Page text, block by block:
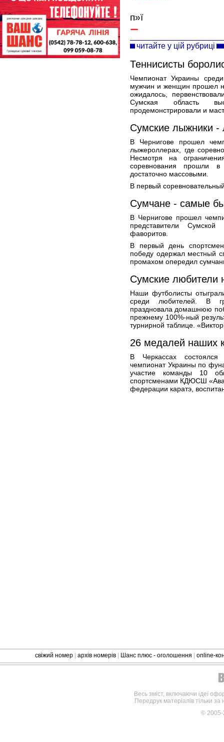
п»ї
читайте у цій рубриці
Теннисисты
Чемпионат Украины
мужчин и женщин прошел
ожидалось,
Сумская область
продемонстрировали и
Сумские лыжники -
В Чернигове прошел
лыжероллерах, где
Несмотря на
соревнования прошли в
достаточно массовыми.
В первый
Сумчане - самые
В Чернигове прошел
представители
фаворитов.
В первый день
победу одержал местный
промахом опередил
Сумские любители
Наши футболисты
среди любителей. В
праздновала домашнюю
прежнему 100%-ный
турнирной таблице.
26 медалей наших
В Черкассах
чемпионат Украины по
участие команды 10
спортсменами КДЮСШ
федерации каратэ,
свіжий номер архів номерів Шанс плюс - оголошення online-
Весь зміст, включаючи ідеї
Передрук матеріалів тільки
©